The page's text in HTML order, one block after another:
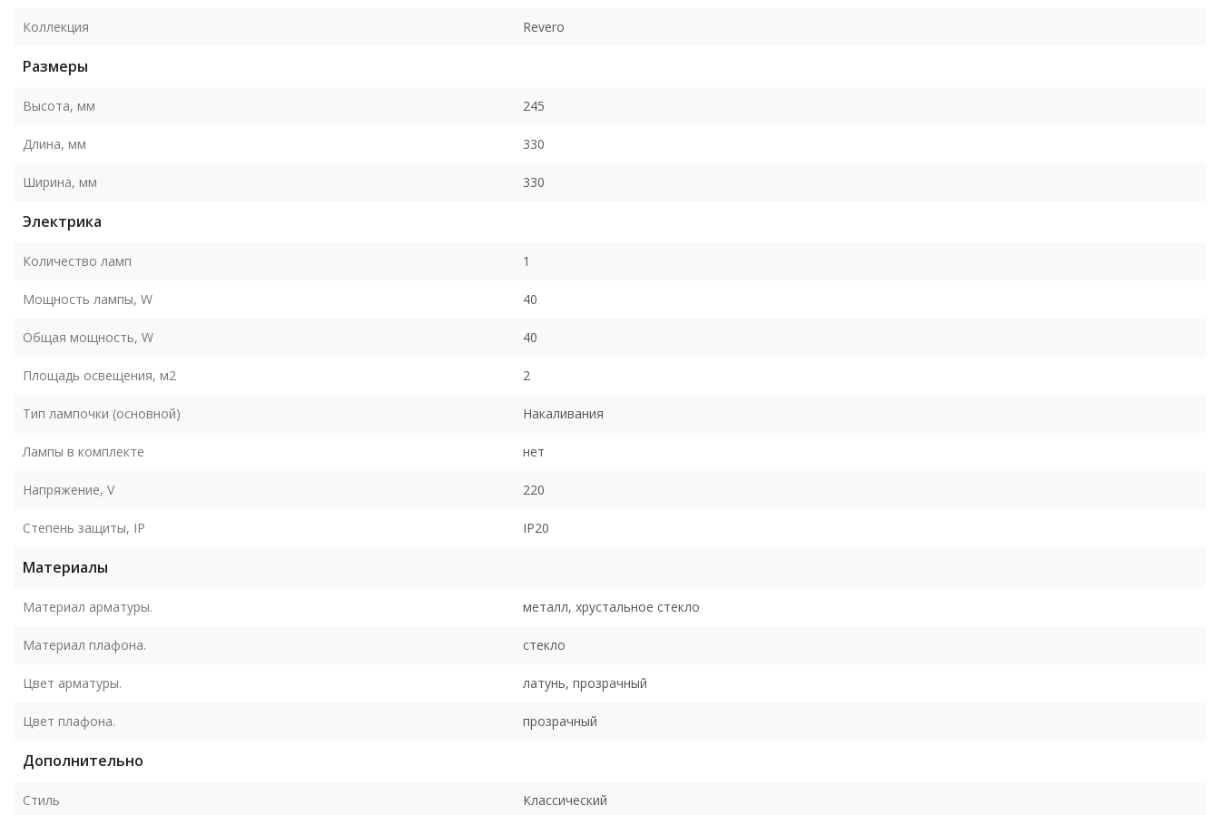
Коллекция Revero
Размеры
Высота, мм 245
Длина, мм 330
Ширина, мм 330
Электрика
Количество ламп 1
Мощность лампы, W 40
Общая мощность, W 40
Площадь освещения, м2 2
Тип лампочки (основной) Накаливания
Лампы в комплекте нет
Напряжение, V 220
Степень защиты, IP IP20
Материалы
Материал арматуры. металл, хрустальное стекло
Материал плафона. стекло
Цвет арматуры. латунь, прозрачный
Цвет плафона. прозрачный
Дополнительно
Стиль Классический